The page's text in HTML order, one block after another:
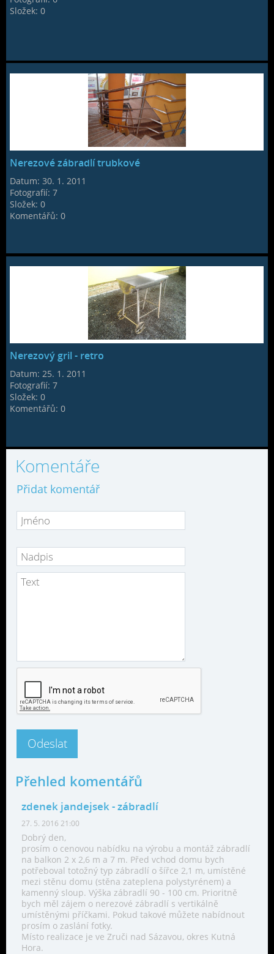
Složek:0
Nerezové zábradlí trubkové
Datum:30. 1. 2011
Fotografií:7
Složek:0
Komentářů:0
Nerezový gril - retro
Datum:25. 1. 2011
Fotografií:7
Složek:0
Komentářů:0
Komentáře
Přidat komentář
Přehled komentářů
zdenek jandejsek- zábradlí
27. 5. 2016 21:00
Dobrý den,
prosím o cenovou nabídku na výrobu a montáž zábradlí
na balkon 2 x 2,6 m a 7 m. Před vchod domu bych
potřeboval totožný typ zábradlí o šířce 2,1 m, umístěné
mezi stěnu domu (stěna zateplena polystyrénem) a
kamenný sloup. Výška zábradlí 90 - 100 cm. Prioritně
bych měl zájem o nerezové zábradlí s vertikálně
umístěnými příčkami. Pokud takové můžete nabídnout
prosím o zaslání fotky.
Místo realizace je ve Zruči nad Sázavou, okres Kutná
Hora.